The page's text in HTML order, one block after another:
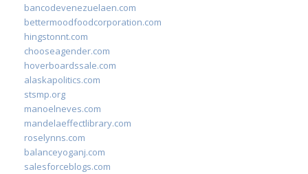
bancodevenezuelaen.com
bettermoodfoodcorporation.com
hingstonnt.com
chooseagender.com
hoverboardssale.com
alaskapolitics.com
stsmp.org
manoelneves.com
mandelaeffectlibrary.com
roselynns.com
balanceyoganj.com
salesforceblogs.com